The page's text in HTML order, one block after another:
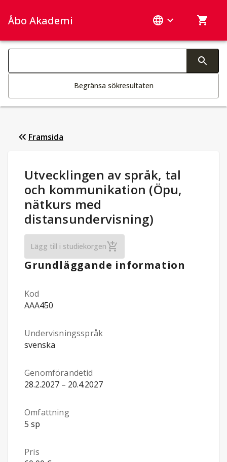
Åbo Akademi
Sök­kategorier
Begränsa sökresultaten
Framsida
Studieuppgifter:
Utvecklingen av språk, tal
och kommunikation (Öpu,
nätkurs med
distansundervisning)
Lägg till i studiekorgenUtvecklingen av språk, tal och
Grundläggande information
Kod
AAA450
Undervisningsspråk
svenska
Genomförandetid
28.2.2027 – 20.4.2027
Omfattning
5 sp
Pris